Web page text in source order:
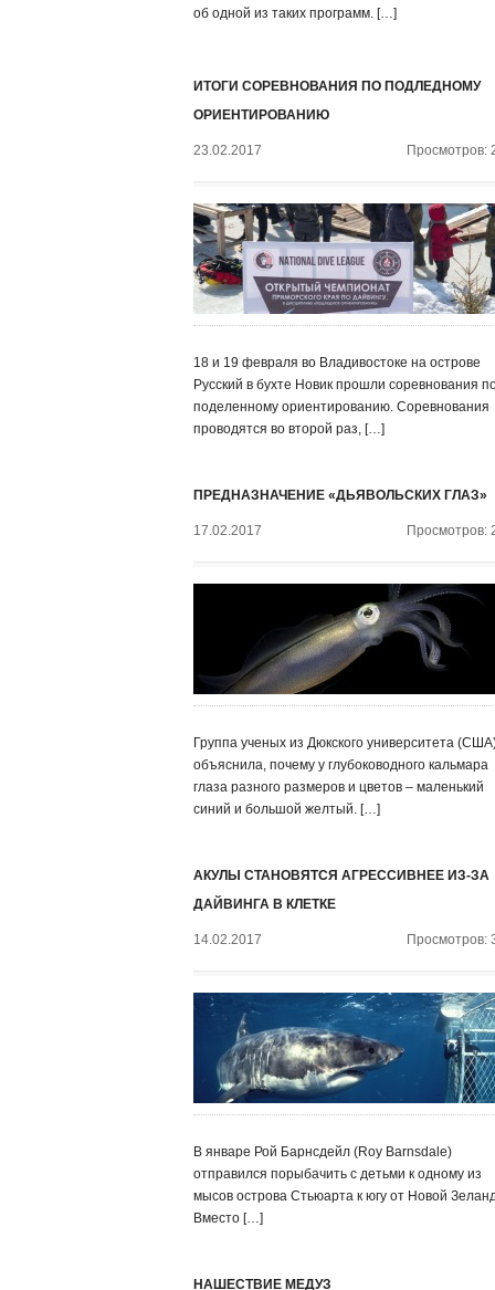
об одной из таких программ. […]
ИТОГИ СОРЕВНОВАНИЯ ПО ПОДЛЕДНОМУ
ОРИЕНТИРОВАНИЮ
23.02.2017 Просмотров:
18 и 19 февраля во Владивостоке на острове
Русский в бухте Новик прошли соревнования
поделенному ориентированию. Соревнования
проводятся во второй раз, […]
ПРЕДНАЗНАЧЕНИЕ «ДЬЯВОЛЬСКИХ ГЛАЗ»
17.02.2017 Просмотров:
Группа ученых из Дюкского университета
объяснила, почему у глубоководного кальмара
глаза разного размеров и цветов – маленький
синий и большой желтый. […]
АКУЛЫ СТАНОВЯТСЯ АГРЕССИВНЕЕ ИЗ-ЗА
ДАЙВИНГА В КЛЕТКЕ
14.02.2017 Просмотров:
В январе Рой Барнсдейл (Roy Barnsdale)
отправился порыбачить с детьми к одному из
мысов острова Стьюарта к югу от Новой
Вместо […]
НАШЕСТВИЕ МЕДУЗ